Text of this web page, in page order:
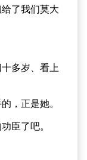
了我们莫大
多岁、看上
，正是她。
臣了吧。